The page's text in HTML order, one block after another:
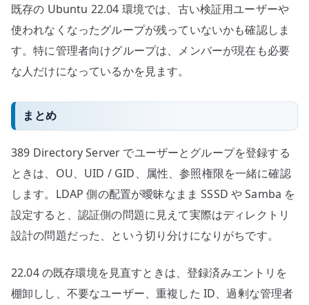
既存の Ubuntu 22.04 環境では、古い検証用ユーザーや
使われなくなったグループが残っていないかも確認しま
す。特に管理者向けグループは、メンバーが現在も必要
な人だけになっているかを見ます。
まとめ
389 Directory Server でユーザーとグループを登録する
ときは、OU、UID / GID、属性、参照権限を一緒に確認
します。LDAP 側の配置が曖昧なまま SSSD や Samba を
設定すると、認証側の問題に見えて実際はディレクトリ
設計の問題だった、という切り分けになりがちです。
22.04 の既存環境を見直すときは、登録済みエントリを
棚卸しし、不要なユーザー、重複した ID、過剰な管理者